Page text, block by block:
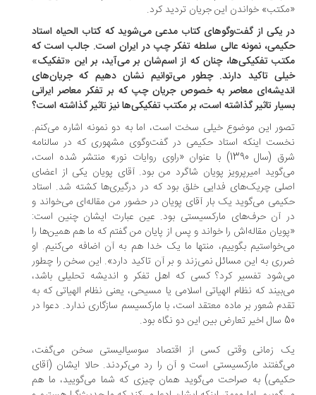
خواندن این جریان تردید کرد.
یکی از گفت‌وگوهای کتاب مدعی می‌شوید که کتاب الحیاه استاد
نمونه عالی سلطه تفکر چپ در ایران است. جالب است که
تفکیکی‌ها، چنان که از اسم‌شان بر می‌آید، بر این «تفکیک»
تاکید دارند. چطور می‌توانیم نشان دهیم که جریان‌های
معاصر به خصوص جریان چپ که بر تفکر معاصر ایرانی
تاثیر گذاشته است، بر مکتب تفکیکی‌ها نیز تاثیر گذاشته است؟
این موضوع خیلی سخت است، اما به دو نمونه ‌اشاره می‌کنم.
اینکه استاد حکیمی در گفت‌وگوی مشهوری که در سالنامه
شرق (سال 1390) با عنوان «راوی روایات نور» منتشر شده است،
امیرپرویز پویان شاگرد من بود. آقای پویان یکی از اعضای
چریک‌های فدایی خلق بود که در درگیری‌ها کشته شد. استاد
می‌گوید یک بار آقای پویان در حضور من مقاله‌ای می‌خواند و
آن حرف‌های مارکسیستی بود. عین عبارت ایشان چنین است:
مقاله‌اش را خواند و پس از پایان من گفتم که ما هم همین‌ها را
بگوییم، منتها ما یک خدا هم به آن اضافه می‌کنیم. او
به‌ این مسائل نمی‌زند و بر آن تاکید دارد». این سخن را چطور
تفسیر کرد؟ کسی که اهل تفکر و اندیشه تحلیلی باشد،
که نظام الهیاتی اسلامی ‌یا مسیحی، یعنی نظام الهیاتی که به
شعور بر ماده معتقد است، با مارکسیسم سازگاری ندارد. دعوا در
زمانی وقتی کسی از اقتصاد سوسیالیستی سخن می‌گفت،
مارکسیستی است و آن را رد می‌کردند. حالا ایشان (آقای
به صراحت می‌گوید همان چیزی که شما می‌گویید، ما هم